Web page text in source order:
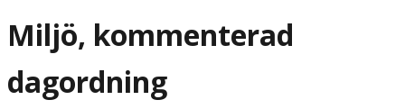
Miljö, kommenterad
dagordning